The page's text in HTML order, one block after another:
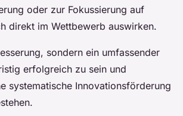
oder zur Fokussierung auf
direkt im Wettbewerb auswirken.
sondern ein umfassender
erfolgreich zu sein und
systematische Innovationsförderung